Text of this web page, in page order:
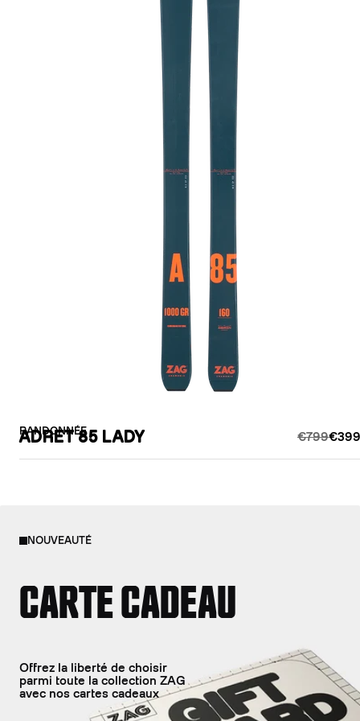
RANDONNÉE
ADRET 85 LADY €799
NOUVEAUTÉ
CARTE CADEAU
Offrez la liberté de choisir
parmi toute la collection ZAG
avec nos cartes cadeaux